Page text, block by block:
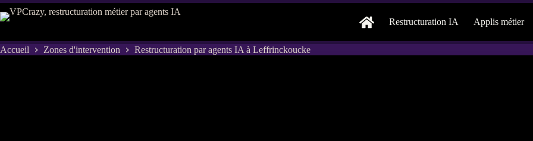
Passer
au
Restructuration IA Applis métier
Accueil
Zones d'intervention Restructuration par agents IA à Leffrinckoucke